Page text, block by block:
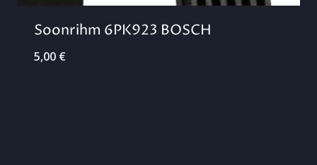
Soonrihm 6PK923 BOSCH
5,00 €